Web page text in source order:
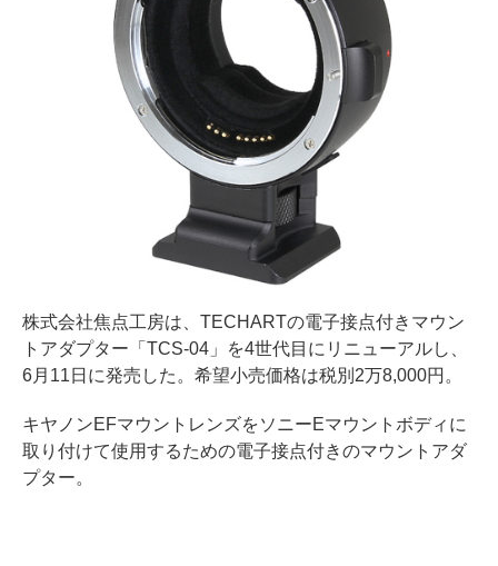
株式会社焦点工房は、TECHARTの電子接点付きマウン
トアダプター「TCS-04」を4世代目にリニューアルし、
6月11日に発売した。希望小売価格は税別2万8,000円。
キヤノンEFマウントレンズをソニーEマウントボディに
取り付けて使用するための電子接点付きのマウントアダ
プター。